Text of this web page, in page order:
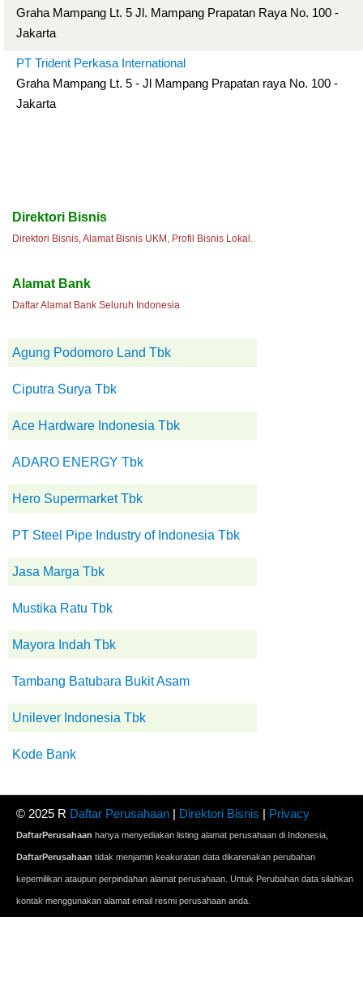
Graha Mampang Lt. 5 Jl. Mampang Prapatan Raya No. 100 -
Jakarta
PT Trident Perkasa International
Graha Mampang Lt. 5 - Jl Mampang Prapatan raya No. 100 -
Jakarta
Direktori Bisnis
Direktori Bisnis, Alamat Bisnis UKM, Profil Bisnis Lokal.
Alamat Bank
Daftar Alamat Bank Seluruh Indonesia
Agung Podomoro Land Tbk
Ciputra Surya Tbk
Ace Hardware Indonesia Tbk
ADARO ENERGY Tbk
Hero Supermarket Tbk
PT Steel Pipe Industry of Indonesia Tbk
Jasa Marga Tbk
Mustika Ratu Tbk
Mayora Indah Tbk
Tambang Batubara Bukit Asam
Unilever Indonesia Tbk
Kode Bank
© 2025 R Daftar Perusahaan | Direktori Bisnis | Privacy
DaftarPerusahaan hanya menyediakan listing alamat perusahaan di Indonesia,
DaftarPerusahaan tidak menjamin keakuratan data dikarenakan perubahan
kepemilikan ataupun perpindahan alamat perusahaan. Untuk Perubahan data silahkan
kontak menggunakan alamat email resmi perusahaan anda.